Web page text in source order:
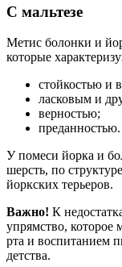
С мальтезе
Метис болонки и
которые
стойкостью и
ласковым и
верностью;
преданностью.
У помеси йорка и
шерсть, по
йоркских терьеров.
Важно! К
упрямство, которое
рта и воспитанием
детства.